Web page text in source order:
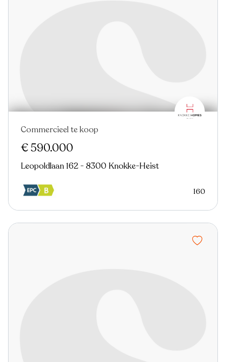
Commercieel te koop
€ 590.000
Leopoldlaan 162 - 8300 Knokke-Heist
160